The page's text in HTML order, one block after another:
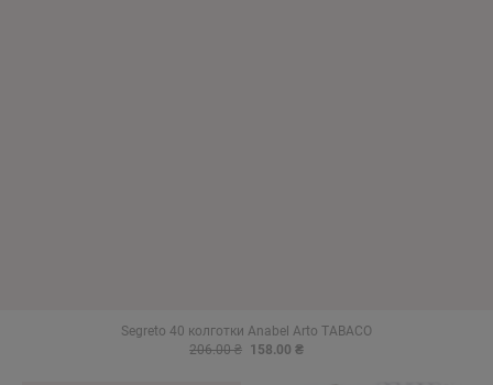
Segreto 40 колготки Anabel Arto TABACO
206.00 ₴ 158.00 ₴